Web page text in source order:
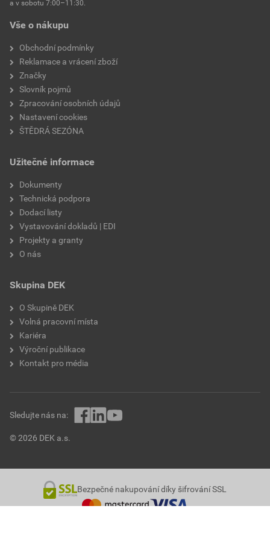
Vše o nákupu
Obchodní podmínky
Reklamace a vrácení zboží
Značky
Slovník pojmů
Zpracování osobních údajů
Nastavení cookies
ŠTĚDRÁ SEZÓNA
Užitečné informace
Dokumenty
Technická podpora
Dodací listy
Vystavování dokladů | EDI
Projekty a granty
O nás
Skupina DEK
O Skupině DEK
Volná pracovní místa
Kariéra
Výroční publikace
Kontakt pro média
a v sobotu 7:00–11:30.
© 2026 DEK a.s.
Sledujte nás na:
Bezpečné nakupování díky šifrování SSL